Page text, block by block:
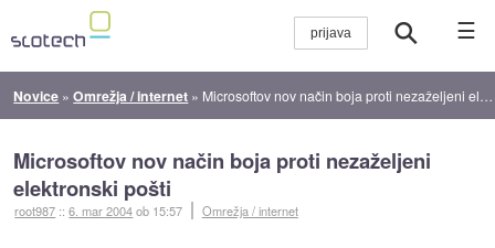
☰
Novice »Omrežja / internet » Microsoftov nov način boja proti nezaželjeni elektronski pošti
Microsoftov nov način boja proti nezaželjeni
elektronski pošti
root987 ::6. mar 2004ob 15:57 Omrežja / internet